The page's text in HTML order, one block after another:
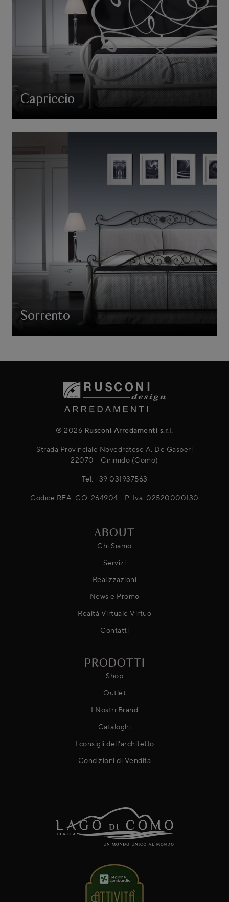
Capriccio
Sorrento
® 2026 Rusconi Arredamenti s.r.l.
Strada Provinciale Novedratese A. De Gasperi
22070 - Cirimido (Como)
Tel. +39 031937563
Codice REA: CO-264904 - P. Iva: 02520000130
ABOUT
Chi Siamo
Servizi
Realizzazioni
News e Promo
Realtà Virtuale Virtuo
Contatti
PRODOTTI
Shop
Outlet
I Nostri Brand
Cataloghi
I consigli dell'architetto
Condizioni di Vendita